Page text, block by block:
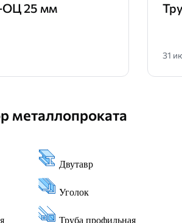
ОЦ 25 мм
31
металлопроката